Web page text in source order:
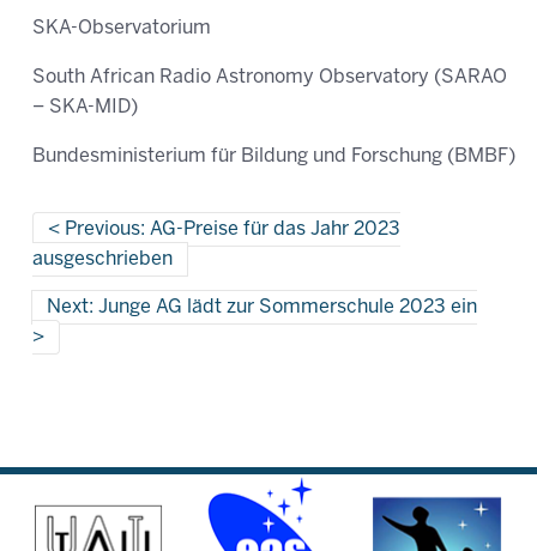
SKA-Observatorium
South African Radio Astronomy Observatory (SARAO
– SKA-MID)
Bundesministerium für Bildung und Forschung (BMBF)
Previous: AG-Preise für das Jahr 2023
ausgeschrieben
Next: Junge AG lädt zur Sommerschule 2023 ein